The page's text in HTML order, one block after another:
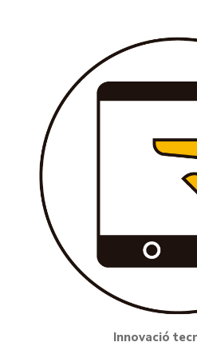
Innovació